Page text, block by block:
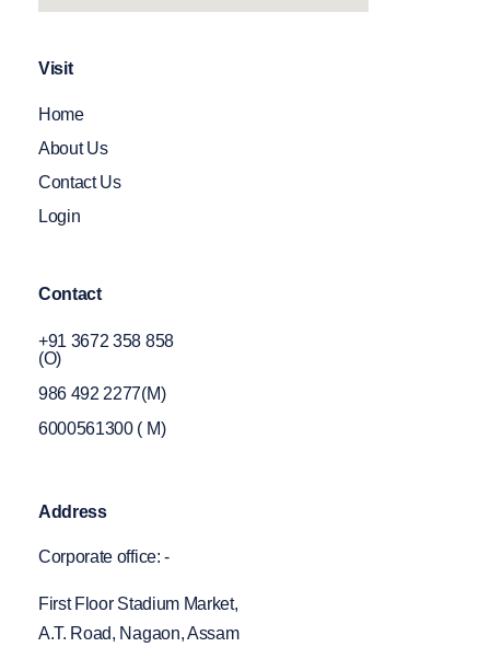
Visit
Home
About Us
Contact Us
Login
Contact
+91 3672 358 858
(O)
986 492 2277(M)
6000561300 ( M)
Address
Corporate office: -
First Floor Stadium Market,
A.T. Road, Nagaon, Assam